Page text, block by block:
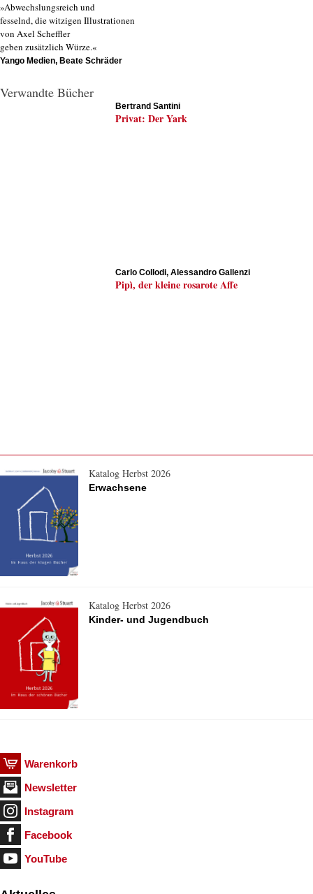
»Abwechslungsreich und
fesselnd, die witzigen Illustrationen
von Axel Scheffler
geben zusätzlich Würze.«
Yango Medien, Beate Schräder
Verwandte Bücher
Bertrand Santini
Privat: Der Yark
Carlo Collodi, Alessandro Gallenzi
Pipì, der kleine rosarote Affe
Katalog Herbst 2026
Erwachsene
Katalog Herbst 2026
Kinder- und Jugendbuch
Warenkorb
Newsletter
Instagram
Facebook
YouTube